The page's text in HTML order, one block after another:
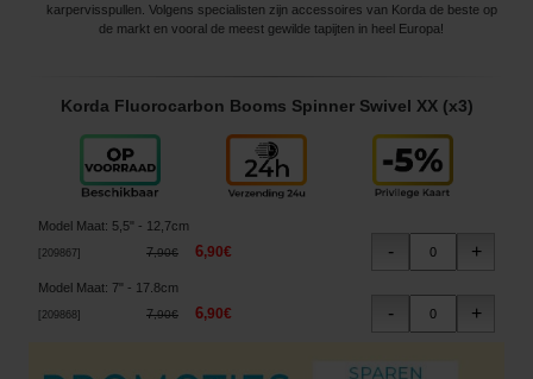
karpervisspullen. Volgens specialisten zijn accessoires van Korda de beste op
de markt en vooral de meest gewilde tapijten in heel Europa!
Korda Fluorocarbon Booms Spinner Swivel XX (x3)
Model Maat: 5,5" - 12,7cm
209867] 7,90€ 6,90€
Model Maat: 7" - 17.8cm
209868 ] 7,90€ 6,90€